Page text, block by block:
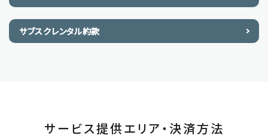
サブスクレンタル約款
サービス提供エリア・決済方法